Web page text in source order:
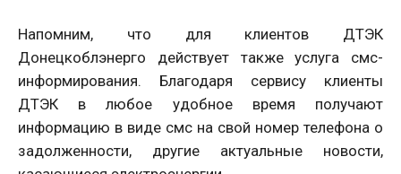
Напомним, что для клиентов ДТЭК
Донецкоблэнерго действует также услуга смс-
информирования. Благодаря сервису клиенты
ДТЭК в любое удобное время получают
информацию в виде смс на свой номер телефона о
задолженности, другие актуальные новости,